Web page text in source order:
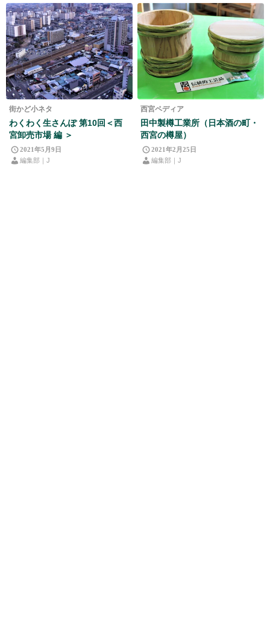
街かど小ネタ
わくわく生さんぽ 第10回＜西
宮卸売市場 編 ＞
2021年5月9日
編集部｜J
西宮ペディア
田中製樽工業所（日本酒の町・
西宮の樽屋）
2021年2月25日
編集部｜J